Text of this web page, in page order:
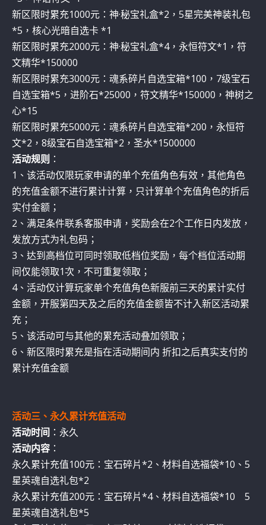
新区限时累充1000元：神·秘宝礼盒*2，5星完美神装礼包
*5，核心光暗自选卡 *1
新区限时累充2000元：神·秘宝礼盒*4，永恒符文*1，符
文精华*150000
新区限时累充3000元：魂系碎片自选宝箱*100，7级宝石
自选宝箱*5，进阶石*25000，符文精华*150000，神树之
心*15
新区限时累充5000元：魂系碎片自选宝箱*200，永恒符
文*2，8级宝石自选宝箱*2，圣水*1500000
活动规则 ：
1、该活动仅限玩家申请的单个充值角色有效，其他角色
的充值金额不进行累计计算，只计算单个充值角色的折后
实付金额；
2、满足条件联系客服申请，奖励会在2个工作日内发放，
发放方式为礼包码；
3、达到高档位可同时领取低档位奖励，每个档位活动期
间仅能领取1次，不可重复领取；
4、活动仅计算玩家单个充值角色新服前三天的累计实付
金额，开服第四天及之后的充值金额皆不计入新区活动累
充；
5、该活动可与其他的累充活动叠加领取；
6、新区限时累充是指在活动期间内 折扣之后真实支付的
累计充值金额
活动三、永久累计充值活动
活动时间 ：永久
活动内容 ：
永久累计充值100元：宝石碎片*2、材料自选福袋*10、5
星英魂自选礼包*2
永久累计充值200元：宝石碎片*4、材料自选福袋*10 5
星英魂自选礼包*5